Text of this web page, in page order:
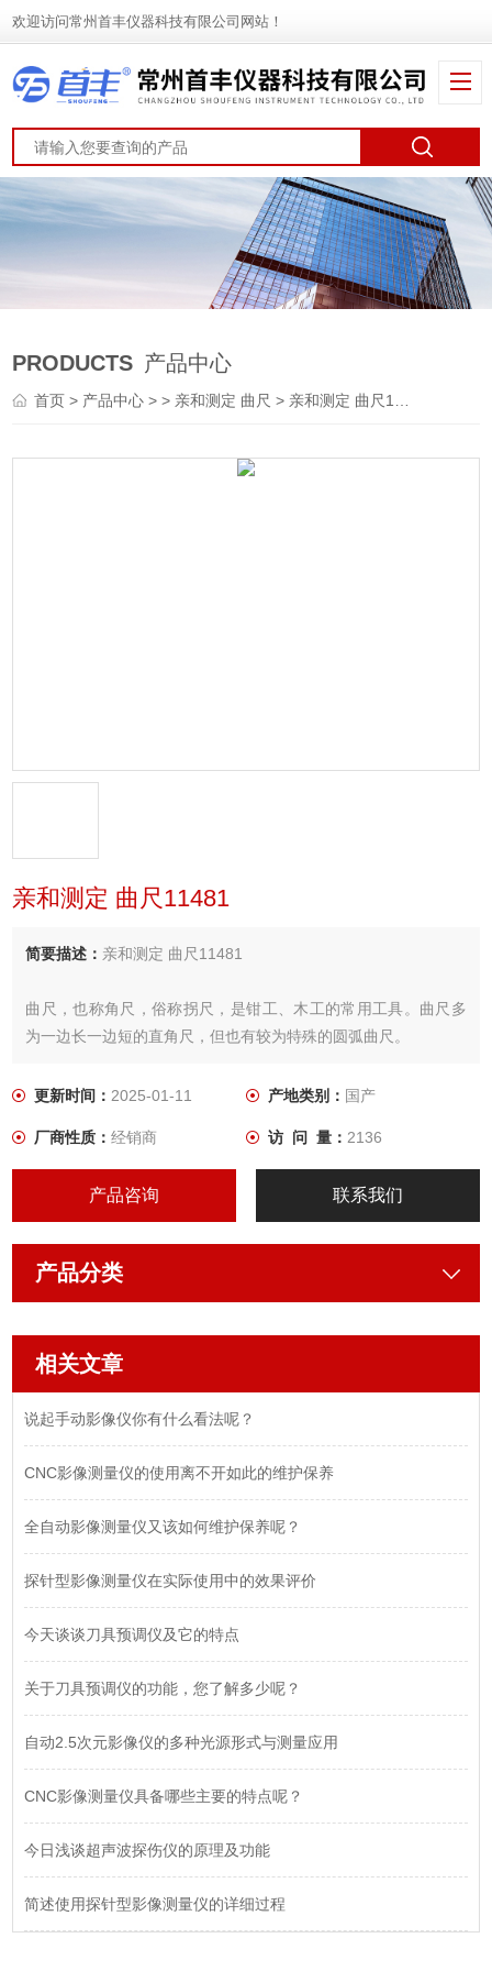
欢迎访问常州首丰仪器科技有限公司网站！
PRODUCTS 产品中心
首页> 产品中心 > > 亲和测定 曲尺 > 亲和测定 曲尺11481
亲和测定 曲尺11481
简要描述： 亲和测定 曲尺11481
曲尺，也称角尺，俗称拐尺，是钳工、木工的常用工具。曲尺多
为一边长一边短的直角尺，但也有较为特殊的圆弧曲尺。
曲尺可以画线、卡刨光木料的方正和量方等
更新时间：2025-01-11 产地类别： 国产
厂商性质：经销商 访 问 量： 2136
产品咨询 联系我们
产品分类
相关文章
说起手动影像仪你有什么看法呢？
CNC影像测量仪的使用离不开如此的维护保养
全自动影像测量仪又该如何维护保养呢？
探针型影像测量仪在实际使用中的效果评价
今天谈谈刀具预调仪及它的特点
关于刀具预调仪的功能，您了解多少呢？
自动2.5次元影像仪的多种光源形式与测量应用
CNC影像测量仪具备哪些主要的特点呢？
今日浅谈超声波探伤仪的原理及功能
简述使用探针型影像测量仪的详细过程